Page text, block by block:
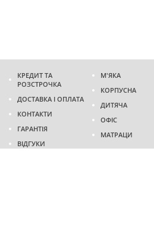
КРЕДИТ ТА
РОЗСТРОЧКА
ДОСТАВКА І ОПЛАТА
КОНТАКТИ
ГАРАНТІЯ
ВІДГУКИ
М'ЯКА
КОРПУСНА
ДИТЯЧА
ОФІС
МАТРАЦИ